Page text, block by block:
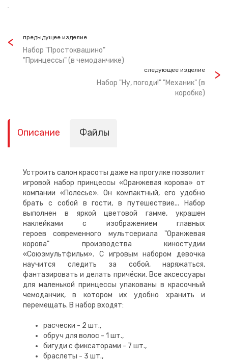
предыдущее изделие
Набор "Простоквашино"
"Принцессы" (в чемоданчике)
следующее изделие
Набор "Ну, погоди!" "Механик" (в
коробке)
Описание Файлы
Устроить салон красоты даже на прогулке позволит
игровой набор принцессы «Оранжевая корова» от
компании «Полесье». Он компактный, его удобно
брать с собой в гости, в путешествие... Набор
выполнен в яркой цветовой гамме, украшен
наклейками с изображением главных
героев современного мультсериала "Оранжевая
корова" производства киностудии
«Союзмультфильм». С игровым набором девочка
научится следить за собой, наряжаться,
фантазировать и делать причёски. Все аксессуары
для маленькой принцессы упакованы в красочный
чемоданчик, в котором их удобно хранить и
перемещать. В набор входят:
расчески - 2 шт.,
обруч для волос - 1 шт.,
бигуди с фиксаторами - 7 шт.,
браслеты - 3 шт.,